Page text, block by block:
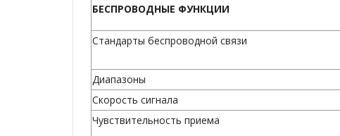
БЕСПРОВОДНЫЕ ФУНКЦИИ
Стандарты беспроводной связи
Диапазоны
Скорость сигнала
Чувствительность приема